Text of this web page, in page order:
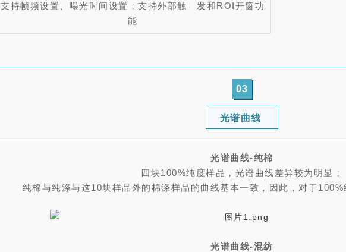
支持帧频设置、曝光时间设置；支持外部触 发和ROI开窗功
能
03
光谱曲线
光谱曲线-纯棉
四块100%纯度样品，光谱曲线差异较为明显；
纯棉与纯涤与这10块样品外的棉涤样品的曲线基本一致，因此，对于100%
光谱曲线-混纺